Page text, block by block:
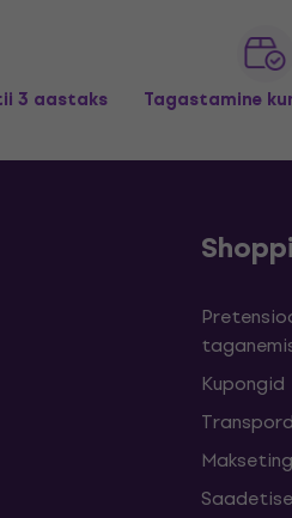
3 aastaks Tagastamine
Kupongid